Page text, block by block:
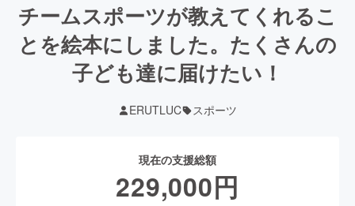
チームスポーツが教えてくれるこ
とを絵本にしました。たくさんの
子ども達に届けたい！
ERUTLUC スポーツ
現在の支援総額
229,000円